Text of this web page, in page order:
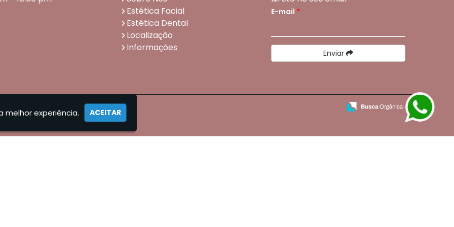
Estética Facial
Estética Dental
Localização
Informações
E-mail *
Enviar
melhor experiência. ACEITAR